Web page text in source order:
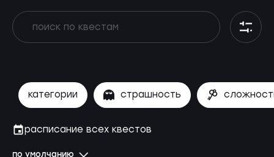
категории страшность
расписание всех квестов